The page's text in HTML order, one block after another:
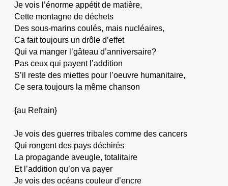
Je vois l’énorme appétit de matière,
Cette montagne de déchets
Des sous-marins coulés, mais nucléaires,
Ca fait toujours un drôle d’effet
Qui va manger l’gâteau d’anniversaire?
Pas ceux qui payent l’addition
S’il reste des miettes pour l’oeuvre humanitaire,
Ce sera toujours la même chanson
{au Refrain}
Je vois des guerres tribales comme des cancers
Qui rongent des pays déchirés
La propagande aveugle, totalitaire
Et l’addition qu’on va payer
Je vois des océans couleur d’encre